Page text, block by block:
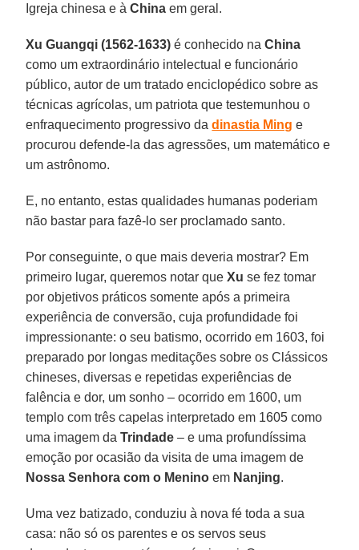
Igreja chinesa e àChina em geral.
Xu Guangqi (1562-1633) é conhecido naChina
como um extraordinário intelectual e funcionário
público, autor de um tratado enciclopédico sobre as
técnicas agrícolas, um patriota que testemunhou o
enfraquecimento progressivo dadinastia Ming e
procurou defende-la das agressões, um matemático e
um astrônomo.
E, no entanto, estas qualidades humanas poderiam
não bastar para fazê-lo ser proclamado santo.
Por conseguinte, o que mais deveria mostrar? Em
primeiro lugar, queremos notar queXu se fez tomar
por objetivos práticos somente após a primeira
experiência de conversão, cuja profundidade foi
impressionante: o seu batismo, ocorrido em 1603, foi
preparado por longas meditações sobre os Clássicos
chineses, diversas e repetidas experiências de
falência e dor, um sonho – ocorrido em 1600, um
templo com três capelas interpretado em 1605 como
uma imagem daTrindade – e uma profundíssima
emoção por ocasião da visita de uma imagem de
Nossa Senhora com o Menino em Nanjing.
Uma vez batizado, conduziu à nova fé toda a sua
casa: não só os parentes e os servos seus